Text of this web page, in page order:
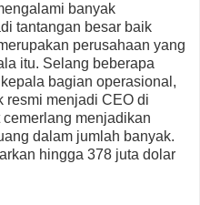
banyak
tantangan besar baik
perusahaan yang
itu. Selang beberapa
bagian operasional,
resmi menjadi CEO di
menjadikan
dalam jumlah banyak.
hingga 378 juta dolar